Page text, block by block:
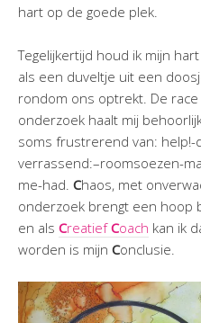
hart op de goede plek.
Tegelijkertijd houd ik mijn
als een duveltje uit een
rondom ons optrekt. De
onderzoek haalt mij
soms frustrerend van:
verrassend:–roomsoezen-
me-had. Chaos, met
onderzoek brengt een hoop
en als CreatiefCoach kan ik
worden is mijn Conclusie.